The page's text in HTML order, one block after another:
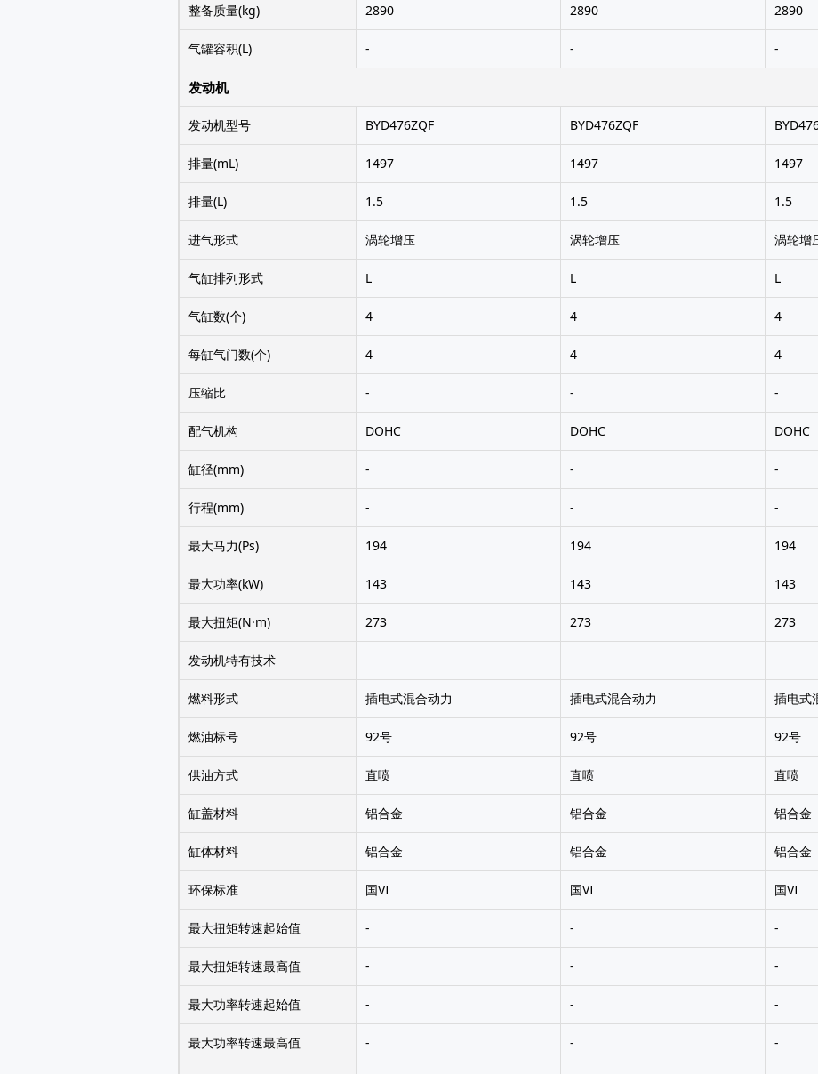
整备质量(kg) 2890 2890 2890
气罐容积(L) - - -
发动机
发动机型号 BYD476ZQF BYD476ZQF
排量(mL) 1497 1497 1497
排量(L) 1.5 1.5 1.5
进气形式 涡轮增压 涡轮增压 涡轮增
气缸排列形式 L L L
气缸数(个) 4 4 4
每缸气门数(个) 4 4 4
压缩比 - - -
配气机构 DOHC DOHC DOHC
缸径(mm) - - -
行程(mm) - - -
最大马力(Ps) 194 194 194
最大功率(kW) 143 143 143
最大扭矩(N·m) 273 273 273
发动机特有技术
燃料形式 插电式混合动力 插电式混合动力 插电式
燃油标号 92号 92号 92号
供油方式 直喷 直喷 直喷
缸盖材料 铝合金 铝合金 铝合金
缸体材料 铝合金 铝合金 铝合金
环保标准 国VI 国VI 国VI
最大扭矩转速起始值 - - -
最大扭矩转速最高值 - - -
最大功率转速起始值 - - -
最大功率转速最高值 - - -